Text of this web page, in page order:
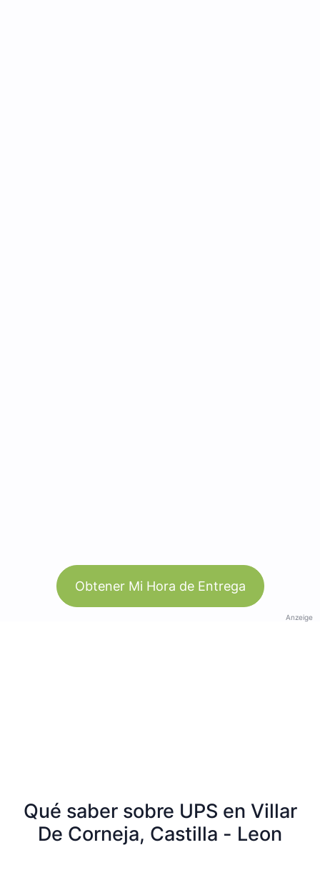
Obtener Mi Hora de Entrega
Anzeige
Qué saber sobre UPS en Villar
De Corneja, Castilla - Leon